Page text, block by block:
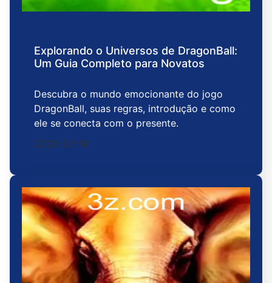
Explorando o Universos de DragonBall:
Um Guia Completo para Novatos
Descubra o mundo emocionante do jogo
DragonBall, suas regras, introdução e como
ele se conecta com o presente.
2026-03-10